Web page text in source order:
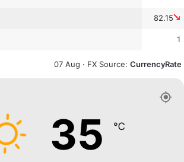
82.15
1
07 Aug · FX Source: CurrencyRate
35 ℃